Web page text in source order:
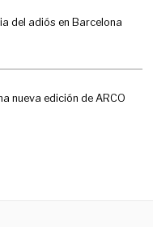
del adiós en Barcelona
nueva edición de ARCO